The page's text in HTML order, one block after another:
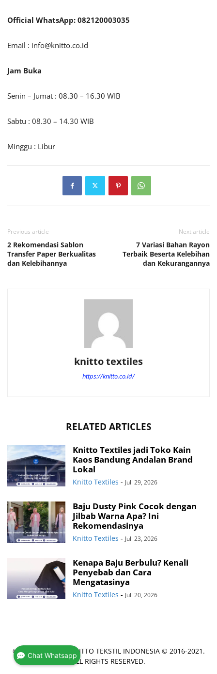
Official WhatsApp: 082120003035
Email : info@knitto.co.id
Jam Buka
Senin – Jumat : 08.30 – 16.30 WIB
Sabtu : 08.30 – 14.30 WIB
Minggu : Libur
Previous article
2 Rekomendasi Sablon
Transfer Paper Berkualitas
dan Kelebihannya
Next article
7 Variasi Bahan Rayon
Terbaik Beserta Kelebihan
dan Kekurangannya
knitto textiles
https://knitto.co.id/
RELATED ARTICLES
Knitto Textiles jadi Toko Kain
Kaos Bandung Andalan Brand
Lokal
Knitto Textiles - Juli 29, 2026
Baju Dusty Pink Cocok dengan
Jilbab Warna Apa? Ini
Rekomendasinya
Knitto Textiles - Juli 23, 2026
Kenapa Baju Berbulu? Kenali
Penyebab dan Cara
Mengatasinya
Knitto Textiles - Juli 20, 2026
© COPYRIGHT PT KNITTO TEKSTIL INDONESIA © 2016-2021.
ALL RIGHTS RESERVED.
Chat Whatsapp